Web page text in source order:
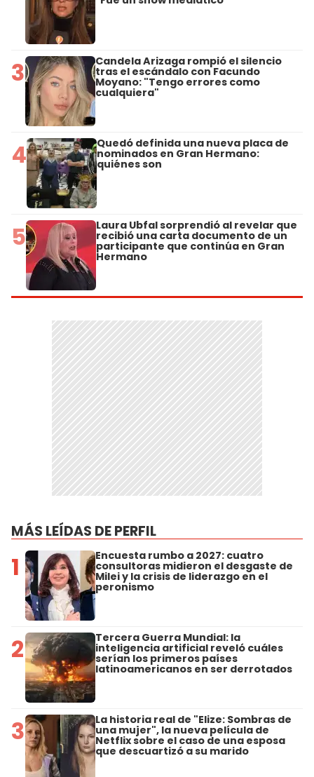
3 Candela Arizaga rompió el silencio
tras el escándalo con Facundo
Moyano: "Tengo errores como
cualquiera"
4 Quedó definida una nueva placa de
nominados en Gran Hermano:
quiénes son
5 Laura Ubfal sorprendió al revelar que
recibió una carta documento de un
participante que continúa en Gran
Hermano
MÁS LEÍDAS DE PERFIL
1 Encuesta rumbo a 2027: cuatro
consultoras midieron el desgaste de
Milei y la crisis de liderazgo en el
peronismo
2 Tercera Guerra Mundial: la
inteligencia artificial reveló cuáles
serían los primeros países
latinoamericanos en ser derrotados
3 La historia real de "Elize: Sombras de
una mujer", la nueva película de
Netflix sobre el caso de una esposa
que descuartizó a su marido